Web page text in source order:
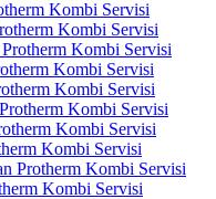
Kombi Servisi
Kombi Servisi
Kombi Servisi
Kombi Servisi
Kombi Servisi
Kombi Servisi
Kombi Servisi
Kombi Servisi
Protherm Kombi Servisi
Kombi Servisi